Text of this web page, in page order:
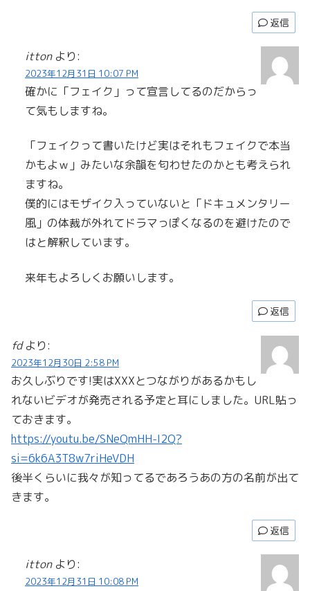
返信
itton より:
2023年12月31日 10:07 PM
確かに「フェイク」って宣言してるのだからっ
て気もしますね。
「フェイクって書いたけど実はそれもフェイクで本当
かもよｗ」みたいな余韻を匂わせたのかとも考えられ
ますね。
僕的にはモザイク入っていないと「ドキュメンタリー
風」の体裁が外れてドラマっぽくなるのを避けたので
はと解釈しています。
来年もよろしくお願いします。
返信
fd より:
2023年12月30日 2:58 PM
お久しぶりです!実はXXXとつながりがあるかもし
れないビデオが発売される予定と耳にしました。URL貼っ
ておきます。
https://youtu.be/SNeQmHH-I2Q?
si=6k6A3T8w7riHeVDH
後半くらいに我々が知ってるであろうあの方の名前が出て
きます。
返信
itton より:
2023年12月31日 10:08 PM